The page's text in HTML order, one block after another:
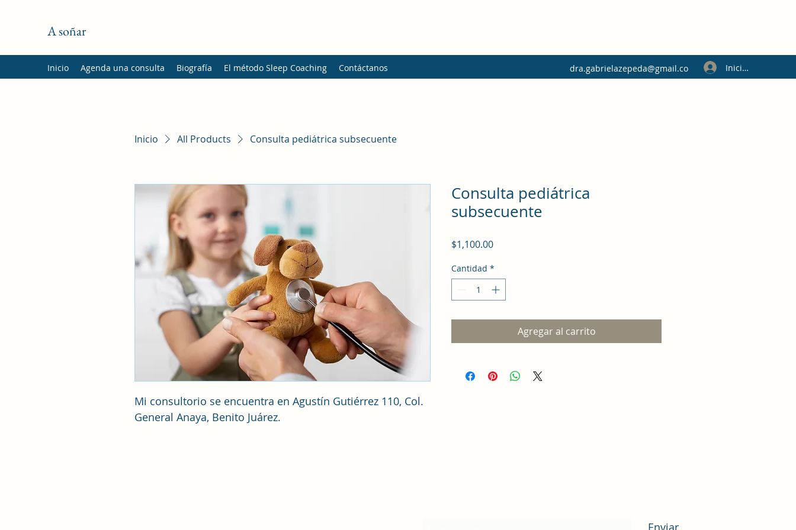
A soñar
Inicio Agenda una consulta Biografía El método Sleep Coaching Contáctanos
dra.gabrielazepeda@gmail.co
Iniciar sesión
Inicio All Products Consulta pediátrica subsecuente
Mi consultorio se encuentra en Agustín Gutiérrez 110, Col.
General Anaya, Benito Juárez.
Consulta pediátrica
subsecuente
$1,100.00Precio
Cantidad *
Agregar al carrito
Enviar